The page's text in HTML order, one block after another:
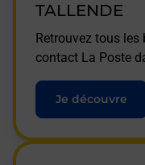
TALLENDE
Retrouvez tous les
contact La Poste
Je découvre